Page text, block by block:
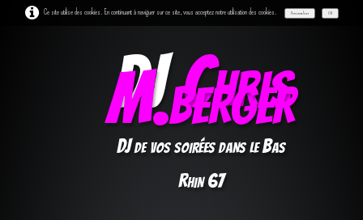
Ce site utilise des cookies. En continuant à naviguer sur ce site, vous acceptez notre utilisation des cookies. Personnaliser OK
DJChris
M.berger
DJ de vos soirées dans le Bas
Rhin 67